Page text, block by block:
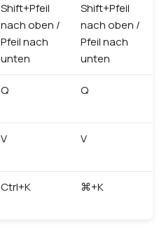
Shift+Pfeil
nach oben /
Pfeil nach
unten
Shift+Pfeil
nach oben /
Pfeil nach
unten
Q Q
V V
Ctrl+K ⌘+K